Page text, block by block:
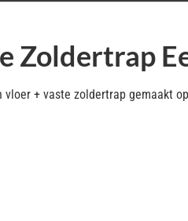
Zoldertrap
+ vaste zoldertrap gemaakt